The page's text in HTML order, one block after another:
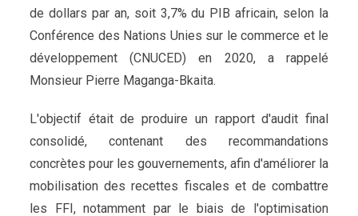
de dollars par an, soit 3,7% du PIB africain, selon la
Conférence des Nations Unies sur le commerce et le
développement (CNUCED) en 2020, a rappelé
Monsieur Pierre Maganga-Bkaita.
L'objectif était de produire un rapport d'audit final
consolidé, contenant des recommandations
concrètes pour les gouvernements, afin d'améliorer la
mobilisation des recettes fiscales et de combattre
les FFI, notamment par le biais de l'optimisation